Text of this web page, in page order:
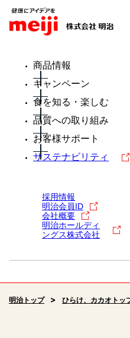
商品情報
キャンペーン
食を知る・楽しむ
品質への取り組み
お客様サポート
サステナビリティ
採用情報
明治会員ID
会社概要
明治ホールディ
ングス株式会社
明治トップ ひらけ、カカオトッ